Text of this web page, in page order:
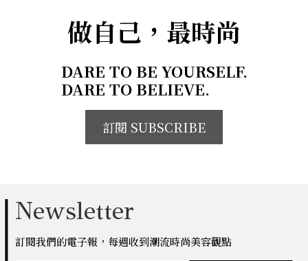
做自己，最時尚
DARE TO BE YOURSELF.
DARE TO BELIEVE.
訂閱 SUBSCRIBE
Newsletter
訂閱我們的電子報，每週收到潮流時尚美容觀點